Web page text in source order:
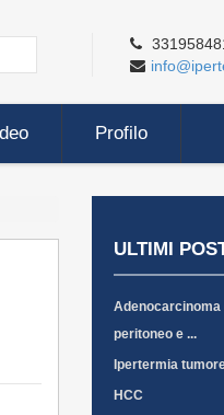
Profilo
ULTIMI
Adenocarcinoma
peritoneo e ...
Ipertermia
HCC